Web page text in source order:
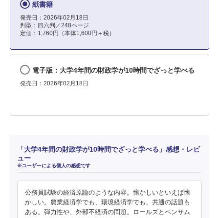
紙書籍
発売日：2026年02月18日
判型：四六判／248ページ
定価：1,760円（本体1,600円＋税）
電子版：大学4年間の財政学が10時間でざっと学べる
発売日：2026年02月18日
「大学4年間の財政学が10時間でざっと学べる」感想・レビ
ュー
※ユーザーによる個人の感想です
公務員試験の経済原論のような内容。懐かしいといえば懐
かしい。農業経済学でも、環境経済学でも、共通の話題も
ある。弾力性や、外部不経済の問題。ロールズとベンサム